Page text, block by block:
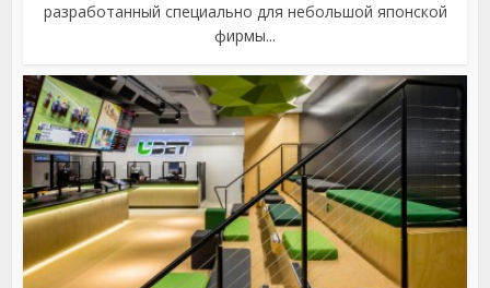
разработанный специально для небольшой японской
фирмы...